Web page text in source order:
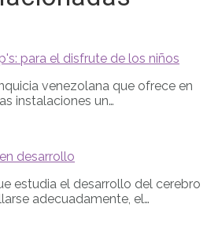
para el disfrute de los niños
venezolana que ofrece en
instalaciones un…
desarrollo
estudia el desarrollo del cerebro
adecuadamente, el…